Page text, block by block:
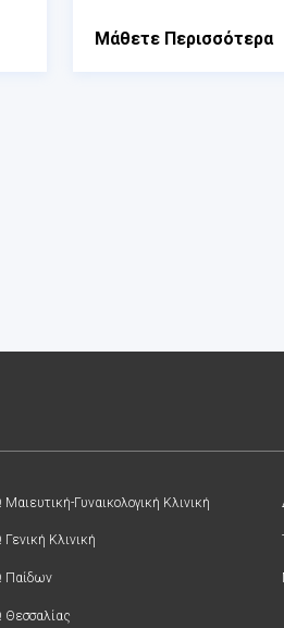
Μάθετε Περισσότερα
Μαιευτική-Γυναικολογική Κλινική
Γενική Κλινική
Παίδων
Θεσσαλίας